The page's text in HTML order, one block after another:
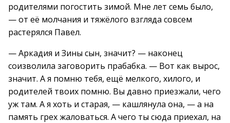
родителями погостить зимой. Мне лет семь было,
— от её молчания и тяжёлого взгляда совсем
растерялся Павел.
— Аркадия и Зины сын, значит? — наконец
соизволила заговорить прабабка. — Вот как вырос,
значит. А я помню тебя, ещё мелкого, хилого, и
родителей твоих помню. Вы давно приезжали, чего
уж там. А я хоть и старая, — кашлянула она, — а на
память грех жаловаться. А чего ты сюда приехал, на